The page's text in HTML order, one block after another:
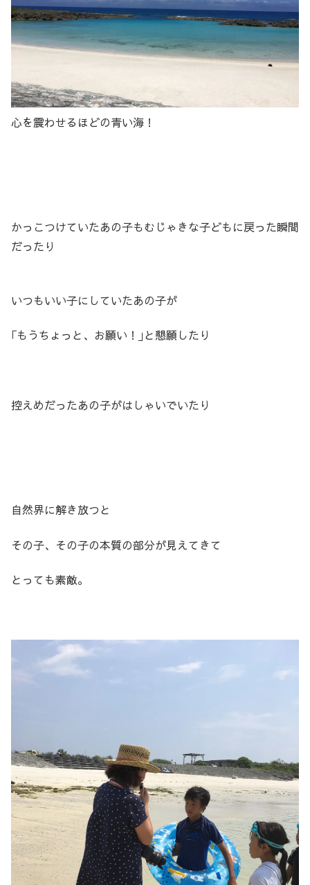
心を震わせるほどの青い海！
かっこつけていたあの子もむじゃきな子どもに戻った瞬間
だったり
いつもいい子にしていたあの子が
｢もうちょっと、お願い！｣と懇願したり
控えめだったあの子がはしゃいでいたり
自然界に解き放つと
その子、その子の本質の部分が見えてきて
とっても素敵。